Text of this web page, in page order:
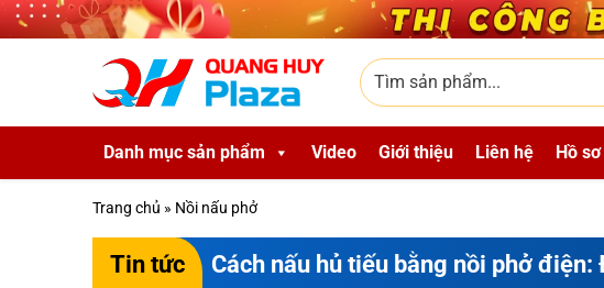
Skip to main content
Tìm sản phẩm
Danh mục sản phẩm Video Giới thiệu Liên hệ Hồ
Trang chủ » Nồi nấu phở
Tin tức Cách nấu hủ tiếu bằng nồi phở